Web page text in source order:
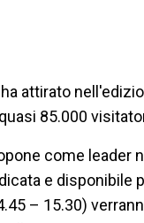
attirato
85.000
come
e disponibile
– 15.30)